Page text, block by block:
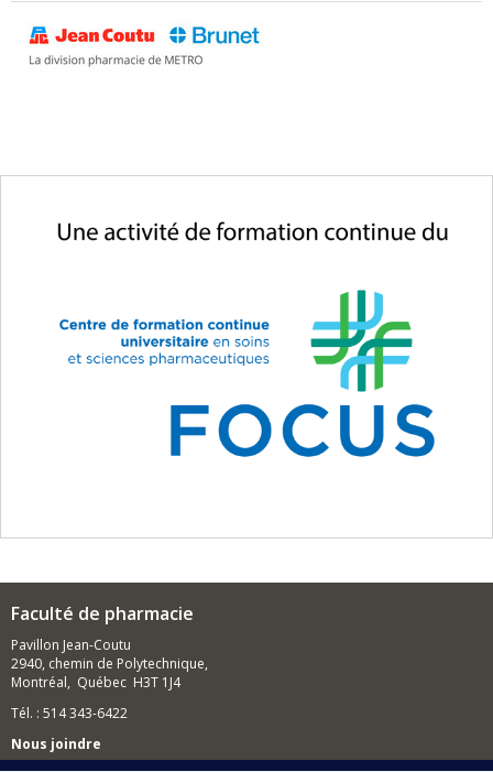
Faculté de pharmacie
Pavillon Jean-Coutu
2940, chemin de Polytechnique,
Montréal, Québec H3T 1J4
Tél. : 514 343-6422
Nous joindre